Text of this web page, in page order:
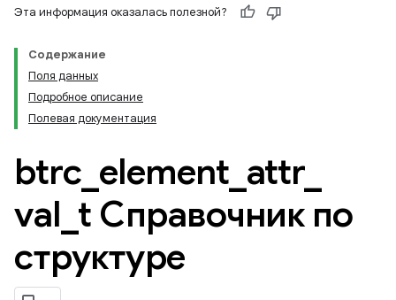
Эта информация оказалась полезной?
Содержание
Поля данных
Подробное описание
Полевая документация
btrc element attr_
val t Справочник по
структуре